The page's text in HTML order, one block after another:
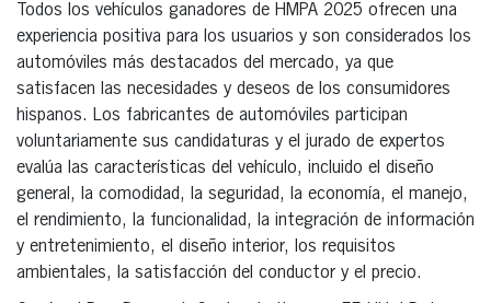
Todos los vehículos ganadores de HMPA 2025 ofrecen una
experiencia positiva para los usuarios y son considerados los
automóviles más destacados del mercado, ya que
satisfacen las necesidades y deseos de los consumidores
hispanos. Los fabricantes de automóviles participan
voluntariamente sus candidaturas y el jurado de expertos
evalúa las características del vehículo, incluido el diseño
general, la comodidad, la seguridad, la economía, el manejo,
el rendimiento, la funcionalidad, la integración de información
y entretenimiento, el diseño interior, los requisitos
ambientales, la satisfacción del conductor y el precio.